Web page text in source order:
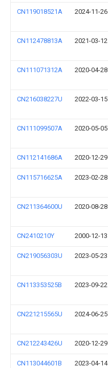
CN119018521A 2024-11-26
CN112478813A 2021-03-12
CN111071312A 2020-04-28
CN216038227U 2022-03-15
CN111099507A 2020-05-05
CN112141686A 2020-12-29
CN115716625A 2023-02-28
CN211364600U 2020-08-28
CN2410210Y 2000-12-13
CN219056303U 2023-05-23
CN113353525B 2023-09-22
CN221215565U 2024-06-25
CN212243426U 2020-12-29
CN113044601B 2023-04-14